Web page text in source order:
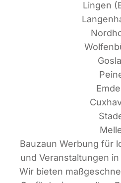
Lin­gen
Bau­zaun Wer­bung für
und Ver­an­stal­tun­gen
Wir bie­ten